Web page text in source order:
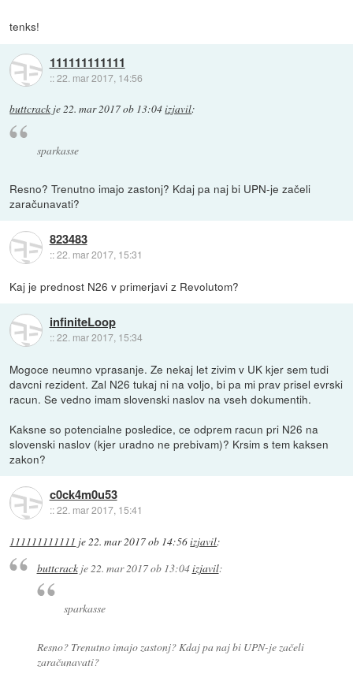
tenks!
111111111111
::22. mar 2017, 14:56
buttcrack je22. mar 2017 ob 13:04izjavil:
sparkasse
Resno? Trenutno imajo zastonj? Kdaj pa naj bi UPN-je začeli
zaračunavati?
823483
::22. mar 2017, 15:31
Kaj je prednost N26 v primerjavi z Revolutom?
infiniteLoop
::22. mar 2017, 15:34
Mogoce neumno vprasanje. Ze nekaj let zivim v UK kjer sem tudi
davcni rezident. Zal N26 tukaj ni na voljo, bi pa mi prav prisel evrski
racun. Se vedno imam slovenski naslov na vseh dokumentih.
Kaksne so potencialne posledice, ce odprem racun pri N26 na
slovenski naslov (kjer uradno ne prebivam)? Krsim s tem kaksen
zakon?
c0ck4m0u53
::22. mar 2017, 15:41
111111111111 je22. mar 2017 ob 14:56izjavil:
buttcrackje 22. mar 2017 ob 13:04izjavil:
sparkasse
Resno? Trenutno imajo zastonj? Kdaj pa naj bi UPN-je začeli
zaračunavati?